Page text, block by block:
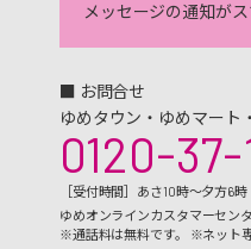
メッセージの通知が
■ お問合せ
ゆめタウン・ゆめマート
0120-37-
［受付時間］あさ10時～夕方6時
ゆめオンラインカスタマーセン
※通話料は無料です。 ※ネット